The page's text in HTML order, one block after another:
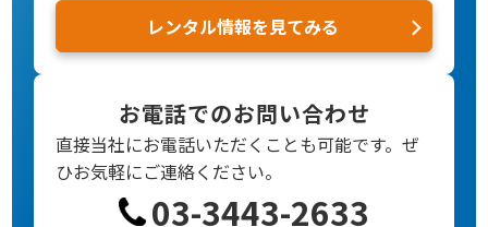
レンタル情報を見てみる
お電話でのお問い合わせ
直接当社にお電話いただくことも可能です。ぜ
ひお気軽にご連絡ください。
03-3443-2633